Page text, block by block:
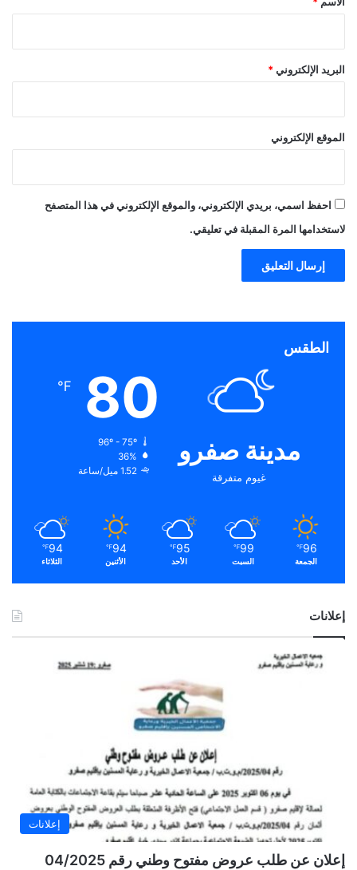
البريد الإلكتروني *
الموقع الإلكتروني
احفظ اسمي، بريدي الإلكتروني، والموقع الإلكتروني في هذا المتصفح
لاستخدامها المرة المقبلة في تعليقي.
الطقس
مدينة صفرو
غيوم متفرقة
80
℉
96º - 75º
36%
1.52 ميل/ساعة
96
℉
الجمعة
99
℉
السبت
95
℉
الأحد
94
℉
الأثنين
94
℉
الثلاثاء
إعلانات
إعلانات
إعلان عن طلب عروض مفتوح وطني رقم 04/2025